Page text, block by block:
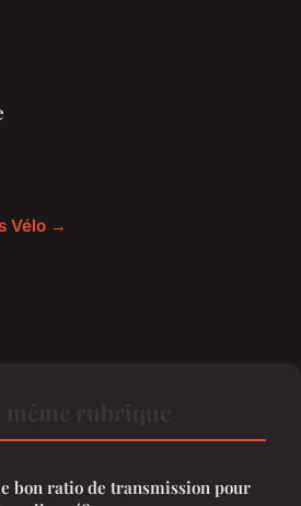
Vélo →
bon ratio de transmission pour